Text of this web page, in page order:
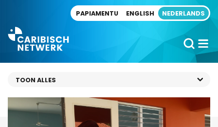
PAPIAMENTU ENGLISH NEDERLANDS